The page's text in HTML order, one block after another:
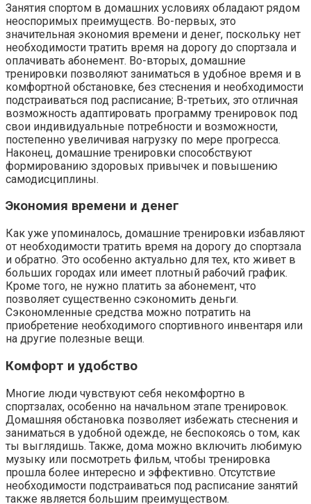
Занятия спортом в домашних условиях обладают рядом
неоспоримых преимуществ. Во-первых, это
значительная экономия времени и денег, поскольку нет
необходимости тратить время на дорогу до спортзала и
оплачивать абонемент. Во-вторых, домашние
тренировки позволяют заниматься в удобное время и в
комфортной обстановке, без стеснения и необходимости
подстраиваться под расписание; В-третьих, это отличная
возможность адаптировать программу тренировок под
свои индивидуальные потребности и возможности,
постепенно увеличивая нагрузку по мере прогресса.
Наконец, домашние тренировки способствуют
формированию здоровых привычек и повышению
самодисциплины.
Экономия времени и денег
Как уже упоминалось, домашние тренировки избавляют
от необходимости тратить время на дорогу до спортзала
и обратно. Это особенно актуально для тех, кто живет в
больших городах или имеет плотный рабочий график.
Кроме того, не нужно платить за абонемент, что
позволяет существенно сэкономить деньги.
Сэкономленные средства можно потратить на
приобретение необходимого спортивного инвентаря или
на другие полезные вещи.
Комфорт и удобство
Многие люди чувствуют себя некомфортно в
спортзалах, особенно на начальном этапе тренировок.
Домашняя обстановка позволяет избежать стеснения и
заниматься в удобной одежде, не беспокоясь о том, как
ты выглядишь. Также, дома можно включить любимую
музыку или посмотреть фильм, чтобы тренировка
прошла более интересно и эффективно. Отсутствие
необходимости подстраиваться под расписание занятий
также является большим преимуществом.